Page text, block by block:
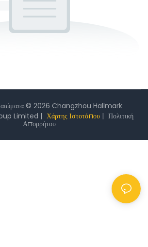
© 2026 Changzhou Hallmark
Limited | Χάρτης Ιστοτόπου | Πολιτική
Απορρήτου